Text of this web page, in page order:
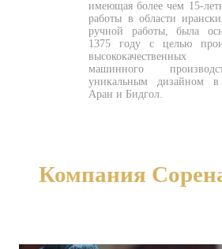
имеющая более чем 15-
работы в области
ручной работы, была
1375 году с целью
высококачественных
машинного
уникальным дизайном в
Аран и Бидгол.
Компания